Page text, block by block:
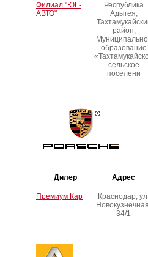
Филиал "ЮГ-
АВТО"
Республика
Адыгея,
район,
образование
сельское
поселени
Дилер Адрес
Премиум Кар
Краснодар,
34/1